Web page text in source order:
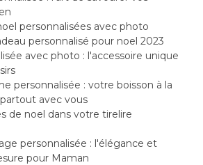
personnalisées avec photo
personnalisé pour noel 2023
avec photo : l'accessoire unique
personnalisée : votre boisson à la
avec vous
de noel dans votre tirelire
personnalisée : l'élégance et
pour Maman